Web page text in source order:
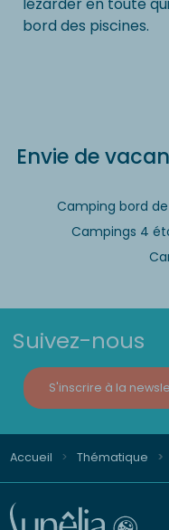
bord des piscines.
Envie de
Camping bord
Campings 4
Suivez-nous
S'inscrire à la
Accueil Thématique